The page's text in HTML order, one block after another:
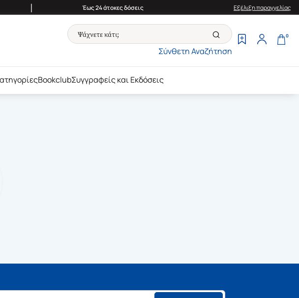
| Έως 24 άτοκες δόσεις Εξέλιξη παραγγελίας
Σύνθετη Αναζήτηση
0
BookclubΣυγγραφείς και Εκδόσεις